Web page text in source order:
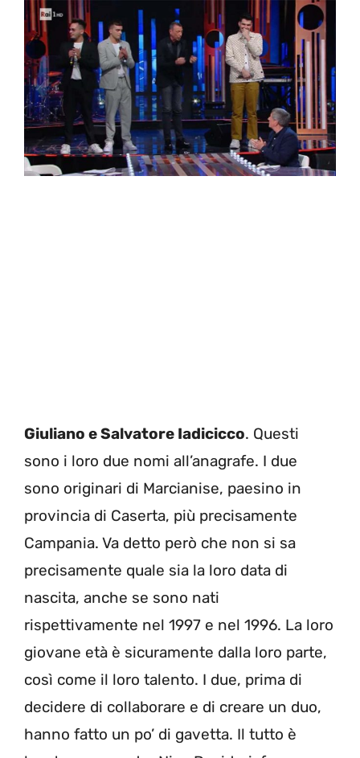
Giuliano e Salvatore Iadicicco. Questi
sono i loro due nomi all’anagrafe. I due
sono originari di Marcianise, paesino in
provincia di Caserta, più precisamente
Campania. Va detto però che non si sa
precisamente quale sia la loro data di
nascita, anche se sono nati
rispettivamente nel 1997 e nel 1996. La loro
giovane età è sicuramente dalla loro parte,
così come il loro talento. I due, prima di
decidere di collaborare e di creare un duo,
hanno fatto un po’ di gavetta. Il tutto è